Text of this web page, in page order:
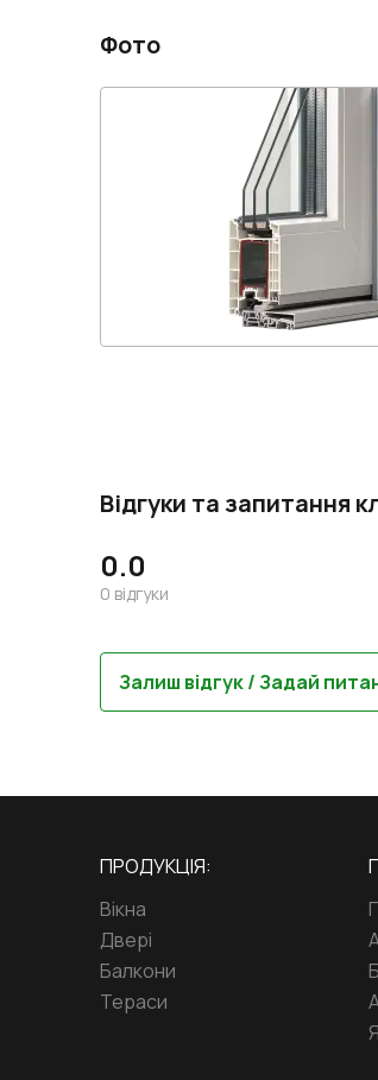
Фото
Відгуки та запитання
0.0
0 відгуки
Залиш відгук / Задай
ПРОДУКЦІЯ:
Вікна
Двері
Балкони
Тераси